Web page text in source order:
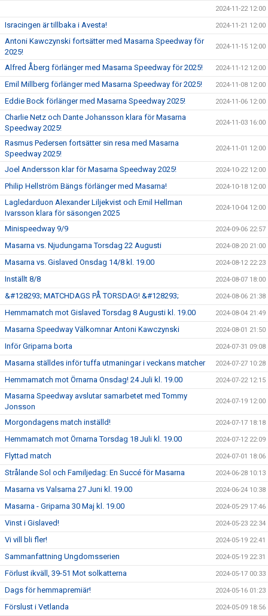
2024-11-22 12:00
Isracingen är tillbaka i Avesta! 2024-11-21 12:00
Antoni Kawczynski fortsätter med Masarna Speedway för
2025!
2024-11-15 12:00
Alfred Åberg förlänger med Masarna Speedway för 2025! 2024-11-12 12:00
Emil Millberg förlänger med Masarna Speedway för 2025! 2024-11-08 12:00
Eddie Bock förlänger med Masarna Speedway 2025! 2024-11-06 12:00
Charlie Netz och Dante Johansson klara för Masarna
Speedway 2025!
2024-11-03 16:00
Rasmus Pedersen fortsätter sin resa med Masarna
Speedway 2025!
2024-11-01 12:00
Joel Andersson klar för Masarna Speedway 2025! 2024-10-22 12:00
Philip Hellström Bängs förlänger med Masarna! 2024-10-18 12:00
Lagledarduon Alexander Liljekvist och Emil Hellman
Ivarsson klara för säsongen 2025
2024-10-04 12:00
Minispeedway 9/9 2024-09-06 22:57
Masarna vs. Njudungarna Torsdag 22 Augusti 2024-08-20 21:00
Masarna vs. Gislaved Onsdag 14/8 kl. 19.00 2024-08-12 22:23
Inställt 8/8 2024-08-07 18:00
&#128293; MATCHDAGS PÅ TORSDAG! &#128293; 2024-08-06 21:38
Hemmamatch mot Gislaved Torsdag 8 Augusti kl. 19.00 2024-08-04 21:49
Masarna Speedway Välkomnar Antoni Kawczynski 2024-08-01 21:50
Inför Griparna borta 2024-07-31 09:08
Masarna ställdes inför tuffa utmaningar i veckans matcher 2024-07-27 10:28
Hemmamatch mot Örnarna Onsdag! 24 Juli kl. 19.00 2024-07-22 12:15
Masarna Speedway avslutar samarbetet med Tommy
Jonsson
2024-07-19 12:00
Morgondagens match inställd! 2024-07-17 18:18
Hemmamatch mot Örnarna Torsdag 18 Juli kl. 19.00 2024-07-12 22:09
Flyttad match 2024-07-01 18:06
Strålande Sol och Familjedag: En Succé för Masarna 2024-06-28 10:13
Masarna vs Valsarna 27 Juni kl. 19.00 2024-06-24 10:38
Masarna - Griparna 30 Maj kl. 19.00 2024-05-29 17:46
Vinst i Gislaved! 2024-05-23 22:34
Vi vill bli fler! 2024-05-19 22:41
Sammanfattning Ungdomsserien 2024-05-19 22:31
Förlust ikväll, 39-51 Mot solkatterna 2024-05-17 00:33
Dags för hemmapremiär! 2024-05-16 01:23
Förslust i Vetlanda 2024-05-09 18:56